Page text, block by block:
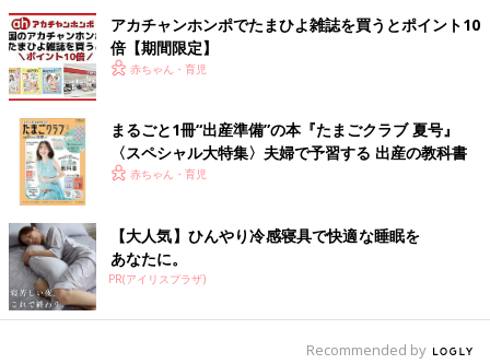
アカチャンホンポでたまひよ雑誌を買うとポイント10
倍【期間限定】
赤ちゃん・育児
まるごと1冊“出産準備”の本『たまごクラブ 夏号』
〈スペシャル大特集〉夫婦で予習する 出産の教科書
赤ちゃん・育児
【大人気】ひんやり冷感寝具で快適な睡眠を
あなたに。
PR(アイリスプラザ)
Recommended by